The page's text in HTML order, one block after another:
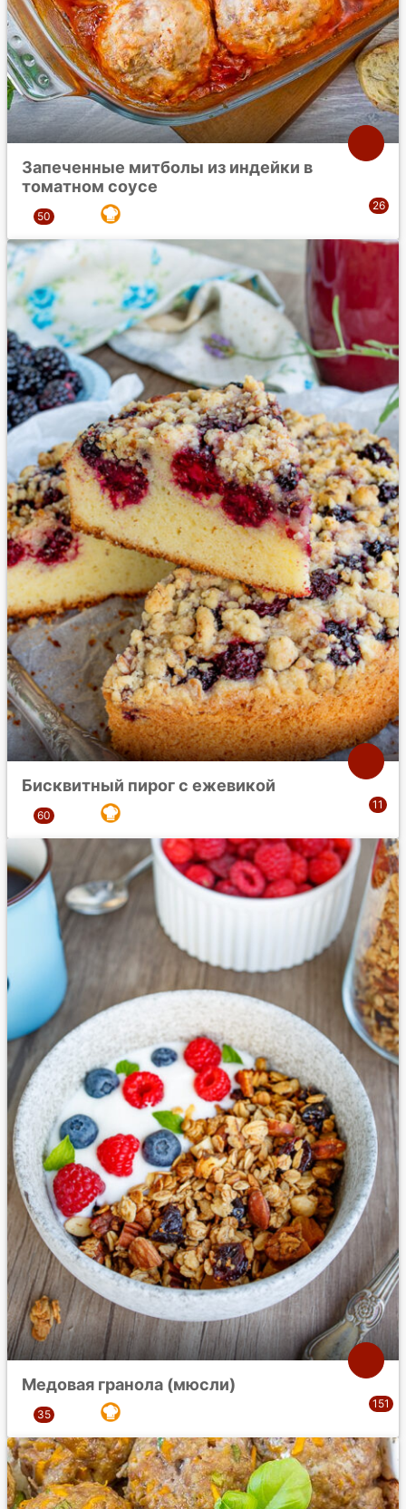
Запеченные митболы из индейки в
томатном соусе
Бисквитный пирог с ежевикой
Медовая гранола (мюсли)